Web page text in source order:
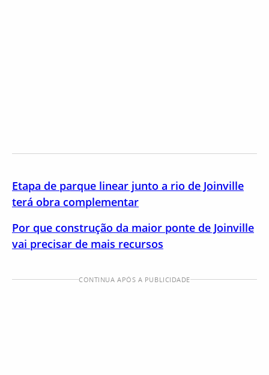
Etapa de parque linear junto a rio de Joinville
terá obra complementar
Por que construção da maior ponte de Joinville
vai precisar de mais recursos
CONTINUA APÓS A PUBLICIDADE